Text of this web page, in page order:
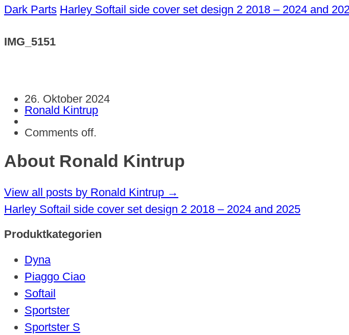
Dark Parts Harley Softail side cover set design 2 2018 – 2024 and
IMG_5151
26. Oktober 2024
Ronald Kintrup
Comments off.
About Ronald Kintrup
View all posts by Ronald Kintrup →
Harley Softail side cover set design 2 2018 – 2024 and 2025
Produktkategorien
Dyna
Piaggo Ciao
Softail
Sportster
Sportster S